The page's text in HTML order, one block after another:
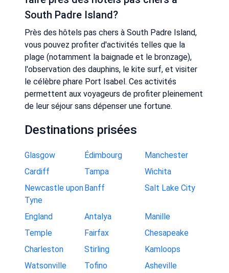
South Padre Island?
Près des hôtels pas chers à South Padre Island,
vous pouvez profiter d'activités telles que la
plage (notamment la baignade et le bronzage),
l'observation des dauphins, le kite surf, et visiter
le célèbre phare Port Isabel. Ces activités
permettent aux voyageurs de profiter pleinement
de leur séjour sans dépenser une fortune.
Destinations prisées
Glasgow Édimbourg
Manchester
Cardiff
Tampa
Wichita
Newcastle upon
Tyne
Banff Salt Lake City
England Antalya
Manille
Temple
Fairfax
Chesapeake
Charleston
Stirling
Kamloops
Watsonville
Tofino Asheville